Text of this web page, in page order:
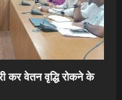
कर वेतन वृद्धि रोकने के